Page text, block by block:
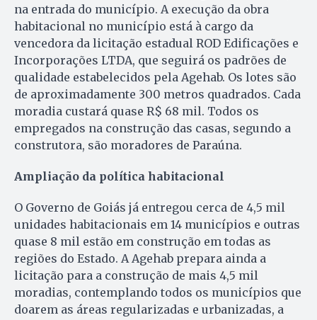
na entrada do município. A execução da obra
habitacional no município está à cargo da
vencedora da licitação estadual ROD Edificações e
Incorporações LTDA, que seguirá os padrões de
qualidade estabelecidos pela Agehab. Os lotes são
de aproximadamente 300 metros quadrados. Cada
moradia custará quase R$ 68 mil. Todos os
empregados na construção das casas, segundo a
construtora, são moradores de Paraúna.
Ampliação da política habitacional
O Governo de Goiás já entregou cerca de 4,5 mil
unidades habitacionais em 14 municípios e outras
quase 8 mil estão em construção em todas as
regiões do Estado. A Agehab prepara ainda a
licitação para a construção de mais 4,5 mil
moradias, contemplando todos os municípios que
doarem as áreas regularizadas e urbanizadas, a